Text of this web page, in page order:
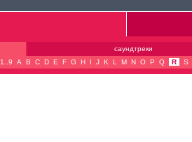
саундтреки
1..9
A B C D E F G H I J K L M N O P Q R S